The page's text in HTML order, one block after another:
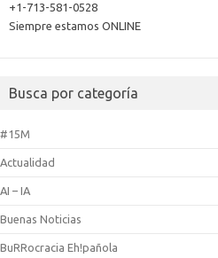
+1-713-581-0528
Siempre estamos ONLINE
Busca por categoría
#15M
Actualidad
AI – IA
Buenas Noticias
BuRRocracia Eh!pañola